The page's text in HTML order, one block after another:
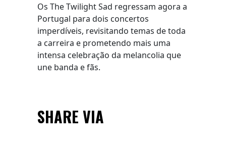
Os The Twilight Sad regressam agora a
Portugal para dois concertos
imperdíveis, revisitando temas de toda
a carreira e prometendo mais uma
intensa celebração da melancolia que
une banda e fãs.
SHARE VIA